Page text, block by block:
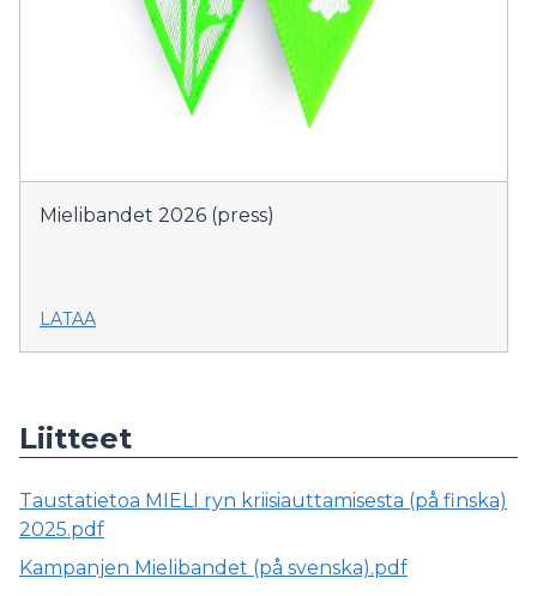
Mielibandet 2026 (press)
LATAA
Liitteet
Taustatietoa MIELI ryn kriisiauttamisesta (på finska)
2025.pdf
Kampanjen Mielibandet (på svenska).pdf